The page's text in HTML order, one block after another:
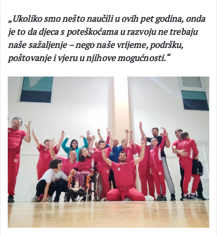
„Ukoliko smo nešto naučili u ovih pet godina, onda
je to da djeca s poteškoćama u razvoju ne trebaju
naše sažaljenje – nego naše vrijeme, podršku,
poštovanje i vjeru u njihove mogućnosti.“